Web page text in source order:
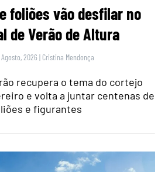
foliões vão desfilar no
de Verão de Altura
2026 | Cristina Mendonça
recupera o tema do cortejo
e volta a juntar centenas de
e figurantes